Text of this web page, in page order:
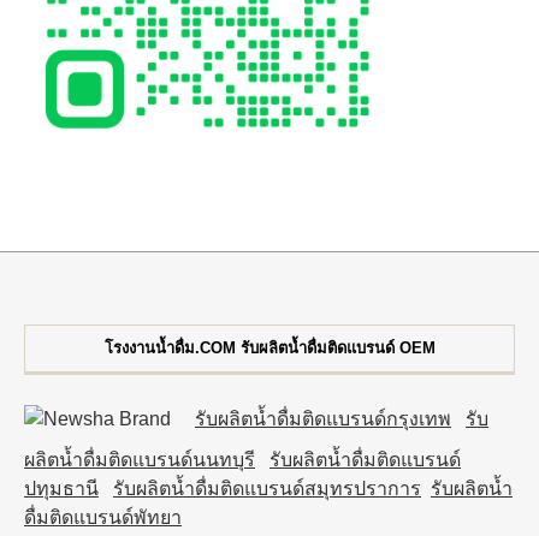
โรงงานน้ำดื่ม.COM รับผลิตน้ำดื่มติดแบรนด์ OEM
รับผลิตน้ำดื่มติดแบรนด์กรุงเทพ
รับ
ผลิตน้ำดื่มติดแบรนด์นนทบุรี
รับผลิตน้ำดื่มติดแบรนด์
ปทุมธานี
รับผลิตน้ำดื่มติดแบรนด์สมุทรปราการ รับผลิตน้ำ
ดื่มติดแบรนด์พัทยา